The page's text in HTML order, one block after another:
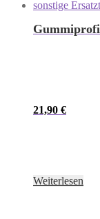
21,90 €
Weiterlesen